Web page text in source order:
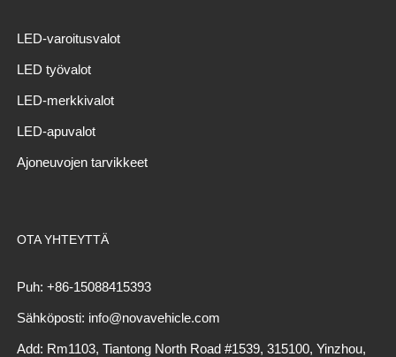
LED-varoitusvalot
LED työvalot
LED-merkkivalot
LED-apuvalot
Ajoneuvojen tarvikkeet
OTA YHTEYTTÄ
Puh: +86-15088415393
Sähköposti: info@novavehicle.com
Add: Rm1103, Tiantong North Road #1539, 315100, Yinzhou,